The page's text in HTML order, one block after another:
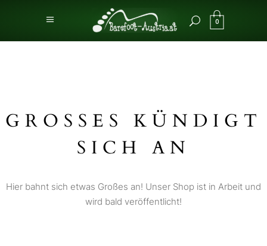
0
GROSSES KÜNDIGT S
ICH AN
Hier bahnt sich etwas Großes an! Unser Shop ist in Arbeit und
wird bald veröffentlicht!